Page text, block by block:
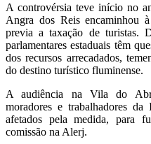
A controvérsia teve início no
Angra dos Reis encaminhou
previa a taxação de turistas.
parlamentares estaduais têm
dos recursos arrecadados,
do destino turístico fluminense.
A audiência na Vila do
moradores e trabalhadores
afetados pela medida, para
comissão na Alerj.